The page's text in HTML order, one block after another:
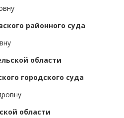
районного суда
области
городского суда
области